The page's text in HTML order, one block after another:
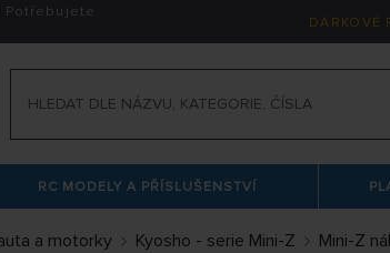
Potřebujete
DÁRKOVÉ
RC MODELY A PŘÍSLUŠENSTVÍ
a motorky Kyosho - serie Mini-Z
Mini-Z